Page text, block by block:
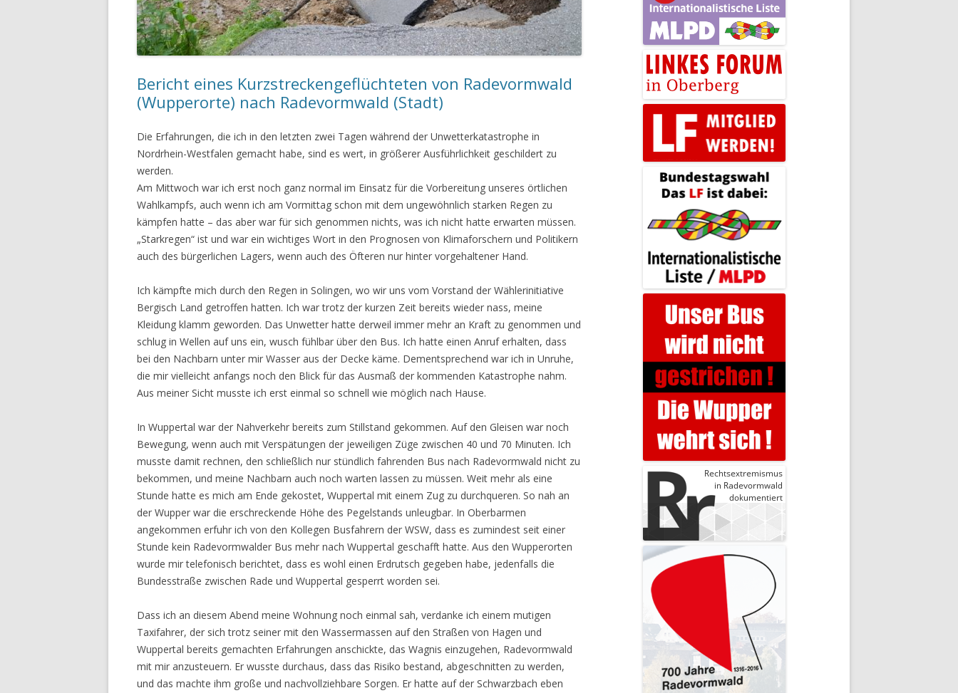
Bericht eines Kurzstreckengeflüchteten von Radevormwald
(Wupperorte) nach Radevormwald (Stadt)
Die Erfahrungen, die ich in den letzten zwei Tagen während der Unwetterkatastrophe in
Nordrhein-Westfalen gemacht habe, sind es wert, in größerer Ausführlichkeit geschildert zu
werden.
Am Mittwoch war ich erst noch ganz normal im Einsatz für die Vorbereitung unseres örtlichen
Wahlkampfs, auch wenn ich am Vormittag schon mit dem ungewöhnlich starken Regen zu
kämpfen hatte – das aber war für sich genommen nichts, was ich nicht hatte erwarten müssen.
„Starkregen“ ist und war ein wichtiges Wort in den Prognosen von Klimaforschern und Politikern
auch des bürgerlichen Lagers, wenn auch des Öfteren nur hinter vorgehaltener Hand.
Ich kämpfte mich durch den Regen in Solingen, wo wir uns vom Vorstand der Wählerinitiative
Bergisch Land getroffen hatten. Ich war trotz der kurzen Zeit bereits wieder nass, meine
Kleidung klamm geworden. Das Unwetter hatte derweil immer mehr an Kraft zu genommen und
schlug in Wellen auf uns ein, wusch fühlbar über den Bus. Ich hatte einen Anruf erhalten, dass
bei den Nachbarn unter mir Wasser aus der Decke käme. Dementsprechend war ich in Unruhe,
die mir vielleicht anfangs noch den Blick für das Ausmaß der kommenden Katastrophe nahm.
Aus meiner Sicht musste ich erst einmal so schnell wie möglich nach Hause.
In Wuppertal war der Nahverkehr bereits zum Stillstand gekommen. Auf den Gleisen war noch
Bewegung, wenn auch mit Verspätungen der jeweiligen Züge zwischen 40 und 70 Minuten. Ich
musste damit rechnen, den schließlich nur stündlich fahrenden Bus nach Radevormwald nicht zu
bekommen, und meine Nachbarn auch noch warten lassen zu müssen. Weit mehr als eine
Stunde hatte es mich am Ende gekostet, Wuppertal mit einem Zug zu durchqueren. So nah an
der Wupper war die erschreckende Höhe des Pegelstands unleugbar. In Oberbarmen
angekommen erfuhr ich von den Kollegen Busfahrern der WSW, dass es zumindest seit einer
Stunde kein Radevormwalder Bus mehr nach Wuppertal geschafft hatte. Aus den Wupperorten
wurde mir telefonisch berichtet, dass es wohl einen Erdrutsch gegeben habe, jedenfalls die
Bundesstraße zwischen Rade und Wuppertal gesperrt worden sei.
Dass ich an diesem Abend meine Wohnung noch einmal sah, verdanke ich einem mutigen
Taxifahrer, der sich trotz seiner mit den Wassermassen auf den Straßen von Hagen und
Wuppertal bereits gemachten Erfahrungen anschickte, das Wagnis einzugehen, Radevormwald
mit mir anzusteuern. Er wusste durchaus, dass das Risiko bestand, abgeschnitten zu werden,
und das machte ihm große und nachvollziehbare Sorgen. Er hatte auf der Schwarzbach eben